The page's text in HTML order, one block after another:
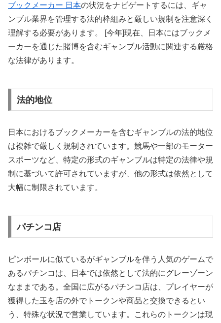
ブックメーカー 日本の状況をナビゲートするには、ギャ
ンブル業界を管理する法的枠組みと厳しい規制を注意深く
理解する必要があります。 [今年]現在、日本にはブックメ
ーカーを通じた賭博を含むギャンブル活動に関連する厳格
な法律があります。
法的地位
日本におけるブックメーカーを含むギャンブルの法的地位
は複雑で厳しく規制されています。競馬や一部のモーター
スポーツなど、特定の形式のギャンブルは特定の法律や規
制に基づいて許可されていますが、他の形式は依然として
大幅に制限されています。
パチンコ店
ピンボールに似ているがギャンブルを伴う人気のゲームで
あるパチンコは、日本では依然として法的にグレーゾーン
なままである。全国に広がるパチンコ店は、プレイヤーが
獲得した玉を店の外でトークンや商品と交換できるとい
う、特殊な状況で営業しています。これらのトークンは現